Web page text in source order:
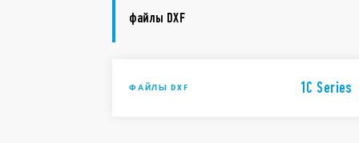
файлы DXF
ФАЙЛЫ DXF 1C Series